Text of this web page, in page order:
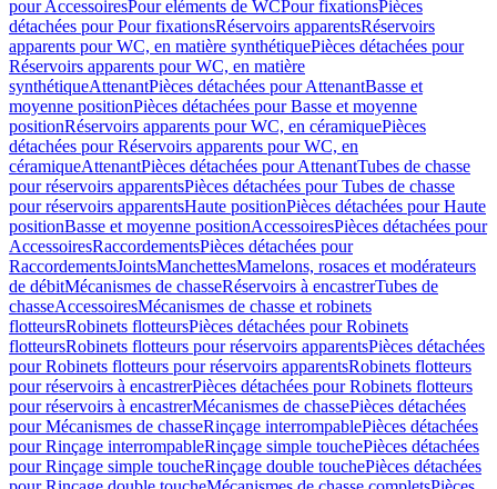
pour AccessoiresPour eléments de WCPour fixationsPièces
détachées pour Pour fixationsRéservoirs apparentsRéservoirs
apparents pour WC, en matière synthétiquePièces détachées pour
Réservoirs apparents pour WC, en matière
synthétiqueAttenantPièces détachées pour AttenantBasse et
moyenne positionPièces détachées pour Basse et moyenne
positionRéservoirs apparents pour WC, en céramiquePièces
détachées pour Réservoirs apparents pour WC, en
céramiqueAttenantPièces détachées pour AttenantTubes de chasse
pour réservoirs apparentsPièces détachées pour Tubes de chasse
pour réservoirs apparentsHaute positionPièces détachées pour Haute
positionBasse et moyenne positionAccessoiresPièces détachées pour
AccessoiresRaccordementsPièces détachées pour
RaccordementsJointsManchettesMamelons, rosaces et modérateurs
de débitMécanismes de chasseRéservoirs à encastrerTubes de
chasseAccessoiresMécanismes de chasse et robinets
flotteursRobinets flotteursPièces détachées pour Robinets
flotteursRobinets flotteurs pour réservoirs apparentsPièces détachées
pour Robinets flotteurs pour réservoirs apparentsRobinets flotteurs
pour réservoirs à encastrerPièces détachées pour Robinets flotteurs
pour réservoirs à encastrerMécanismes de chassePièces détachées
pour Mécanismes de chasseRinçage interrompablePièces détachées
pour Rinçage interrompableRinçage simple touchePièces détachées
pour Rinçage simple toucheRinçage double touchePièces détachées